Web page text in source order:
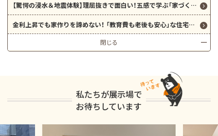
【驚愕の浸水＆地震体験】理屈抜きで面白い！五感で学ぶ「家づくりの常識が変わる」体験型ミュージアム
金利上昇でも家作りを諦めない！ 「教育費も老後も安心」な住宅ローン適正予算を算出。FPによる無料ライフプラン相談で、将来の貯蓄残高をグラフで可視化！
閉じる
私たちが展示場で
お待ちしています